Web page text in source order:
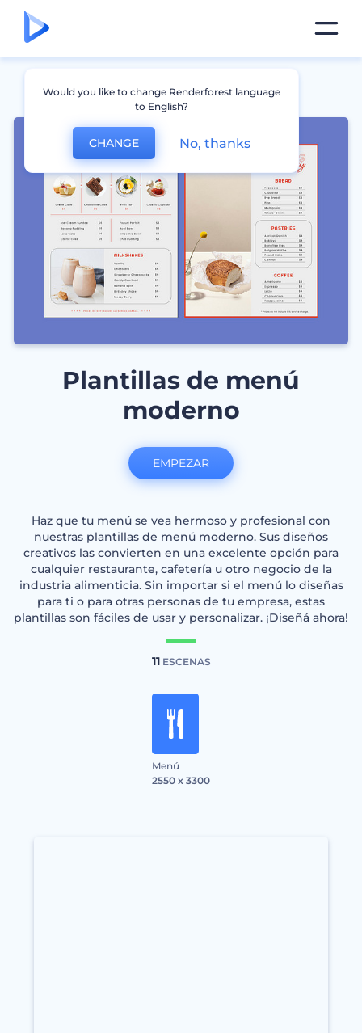
Plantillas de menú
moderno
Haz que tu menú se vea hermoso y profesional con
nuestras plantillas de menú moderno. Sus diseños
creativos las convierten en una excelente opción para
cualquier restaurante, cafetería u otro negocio de la
industria alimenticia. Sin importar si el menú lo diseñas
para ti o para otras personas de tu empresa, estas
plantillas son fáciles de usar y personalizar. ¡Diseñá ahora!
11 ESCENAS
Menú
2550 x 3300
EMPEZAR
Would you like to change Renderforest language
to English?
CHANGE No, thanks